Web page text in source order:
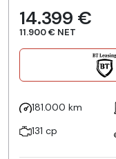
14.399 €
11.900 € NET
181.000 km
131 cp